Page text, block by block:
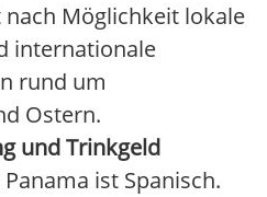
Möglichkeit lokale
internationale
rund um
Ostern.
und Trinkgeld
ist Spanisch.